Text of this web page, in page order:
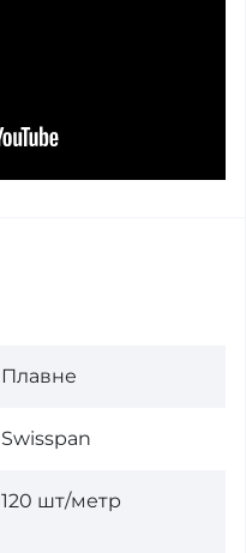
Плавне
Swisspan
120 шт/метр